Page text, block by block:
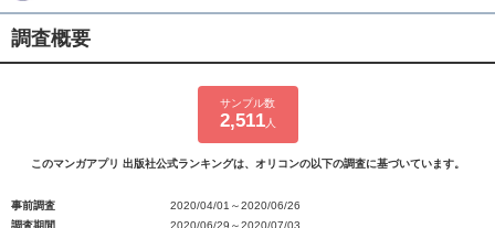
調査概要
サンプル数
2,511人
このマンガアプリ 出版社公式ランキングは、オリコンの以下の調査に基づいています。
事前調査
2020/04/01～2020/06/26
調査期間
2020/06/29～2020/07/03